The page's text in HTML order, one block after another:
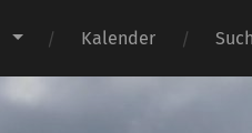
Kalender